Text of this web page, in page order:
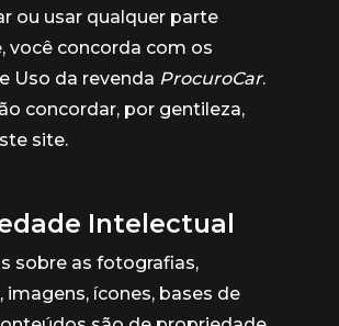
ou usar qualquer parte
você concorda com os
Uso da revenda ProcuroCar.
concordar, por gentileza,
site.
Intelectual
sobre as fotografias,
ícones, bases de